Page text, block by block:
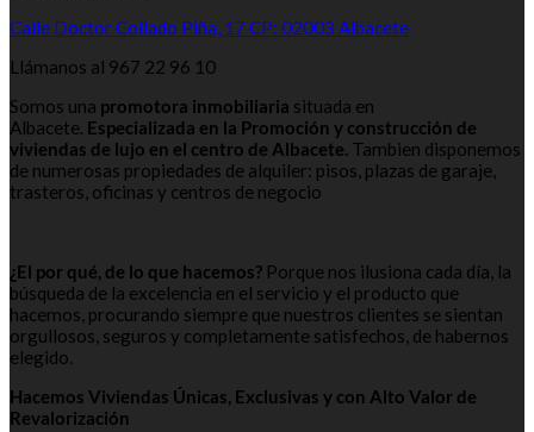
Calle Doctor Collado Piña, 17 CP: 02003 Albacete
Llámanos al 967 22 96 10
Somos una promotora inmobiliaria situada en
Albacete. Especializada en la Promoción y construcción de
viviendas de lujo en el centro de Albacete. Tambien disponemos
de numerosas propiedades de alquiler: pisos, plazas de garaje,
trasteros, oficinas y centros de negocio
¿El por qué, de lo que hacemos? Porque nos ilusiona cada día, la
búsqueda de la excelencia en el servicio y el producto que
hacemos, procurando siempre que nuestros clientes se sientan
orgullosos, seguros y completamente satisfechos, de habernos
elegido.
Hacemos Viviendas Únicas, Exclusivas y con Alto Valor de
Revalorización